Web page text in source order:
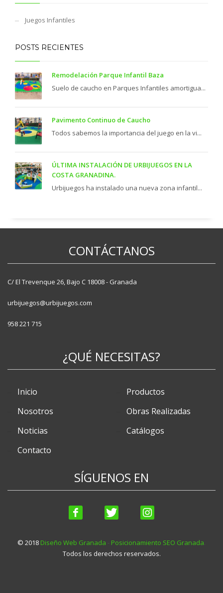
Juegos Infantiles
POSTS RECIENTES
Remodelación Parque Infantil Baza
Suelo de caucho en Parques Infantiles amortigua...
Pavimento Continuo de Caucho
Todos sabemos la importancia del juego en la vi...
ÚLTIMA INSTALACIÓN DE URBIJUEGOS EN LA
COSTA GRANADINA.
Urbijuegos ha instalado una nueva zona infantil...
CONTÁCTANOS
C/ El Trevenque 26, Bajo C 18008 - Granada
urbijuegos@urbijuegos.com
958 221 715
¿QUÉ NECESITAS?
Inicio
Productos
Nosotros
Obras Realizadas
Noticias
Catálogos
Contacto
SÍGUENOS EN
© 2018 Diseño Web Granada Posicionamiento SEO Granada
Todos los derechos reservados.